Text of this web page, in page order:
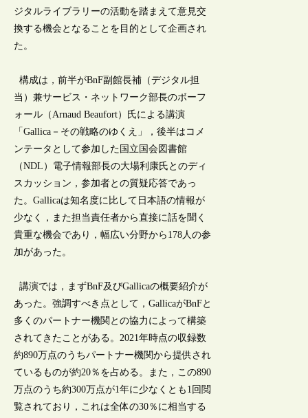
ジタルライブラリーの活動を踏まえて意見交
換する機会となることを目的として企画され
た。
構成は，前半がBnF副館長補（デジタル担
当）兼サービス・ネットワーク部長のボーフ
ォール（Arnaud Beaufort）氏による講演
「Gallica－その戦略のゆくえ」，後半はコメ
ンテータとして参加した国立国会図書館
（NDL）電子情報部長の大場利康氏とのディ
スカッション，参加者との質疑応答であっ
た。Gallicaは知名度に比して日本語の情報が
少なく，また担当責任者から直接に話を聞く
貴重な機会であり，幅広い分野から178人の参
加があった。
講演では，まずBnF及びGallicaの概要紹介が
あった。強調すべき点として，GallicaがBnFと
多くのパートナー機関との協力によって構築
されてきたことがある。2021年時点の収録数
約890万点のうちパートナー機関から提供され
ているものが約20％を占める。また，この890
万点のうち約300万点が1年に少なくとも1回閲
覧されており，これは全体の30％に相当する